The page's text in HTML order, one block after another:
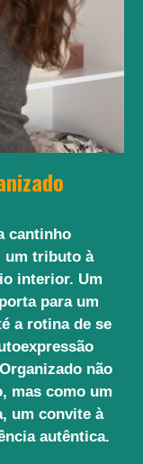
cantinho
um tributo à
interior. Um
para um
a rotina de se
não
mas como um
um convite à
autêntica.